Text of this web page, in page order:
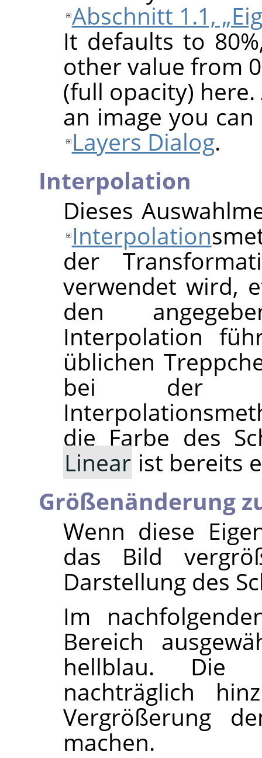
Abschnitt 1.1,
It defaults to
other value from
(full opacity)
an image you
Layers Dialog.
Interpolation
Dieses
Interpolation
der
verwendet wird,
den
Interpolation
üblichen
bei der
die Farbe des
Linear ist bereits
Größenänderung
Wenn diese
das Bild
Darstellung des
Im
Bereich
hellblau. Die
nachträglich
Vergrößerung
machen.